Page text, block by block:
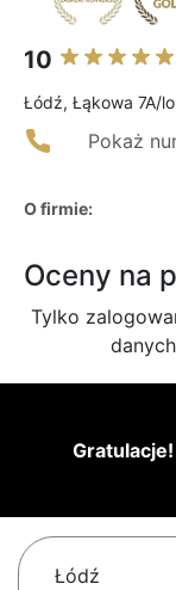
10
Łódź, Łąkowa 7A/
Pokaż
O firmie:
Oceny na
Tylko
Gratulacje!
Łódź